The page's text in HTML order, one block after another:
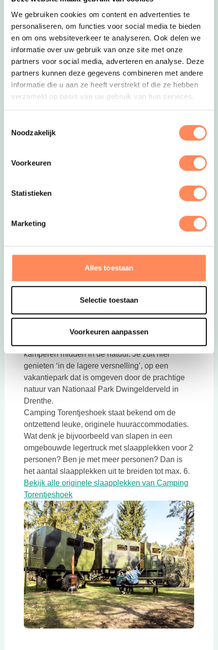
We gebruiken cookies om content en advertenties te
personaliseren, om functies voor social media te bieden
en om ons websiteverkeer te analyseren. Ook delen we
informatie over uw gebruik van onze site met onze
partners voor social media, adverteren en analyse. Deze
partners kunnen deze gegevens combineren met andere
informatie die u aan ze heeft verstrekt of die ze hebben
verzameld op basis van uw gebruik van hun services.
Noodzakelijk
Voorkeuren
Statistieken
Marketing
Alles toestaan
Selectie toestaan
Voorkeuren aanpassen
Deze link opent in een nieuwe tab
9. Parel in Zeeland
Deze link opent in een nieuwe tab
speelmogelijkheden: een zwembad,
trampolines en meer. En vergeet het
huren, maar ook de chalets en glamping tenten
10. Kamperen ‘in de lagere versnelling’
kamperen midden in de natuur. Je zult hier
genieten ‘in de lagere versnelling’, op een
vakantiepark dat is omgeven door de prachtige
natuur van Nationaal Park Dwingelderveld in
Drenthe.
Camping Torentjeshoek staat bekend om de
ontzettend leuke, originele huuraccommodaties.
Wat denk je bijvoorbeeld van slapen in een
omgebouwde legertruck met slaapplekken voor 2
personen? Ben je met meer personen? Dan is
het aantal slaapplekken uit te breiden tot max. 6.
Bekijk alle originele slaapplekken van Camping
TorentjeshoekDeze link opent in een nieuwe tab